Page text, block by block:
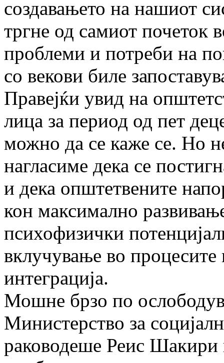
создавањето на нашиот
тргне од самиот почеток
проблеми и потреби на
со векови биле
Правејќи увид на
лица за период од пет
можно да се каже се. Но
нагласиме дека се
и дека општетвените
кон максимално
психофизички
вклучување во процесите
интеграција.
Мошне брзо по
Министерство за
раководеше Реис Шакири